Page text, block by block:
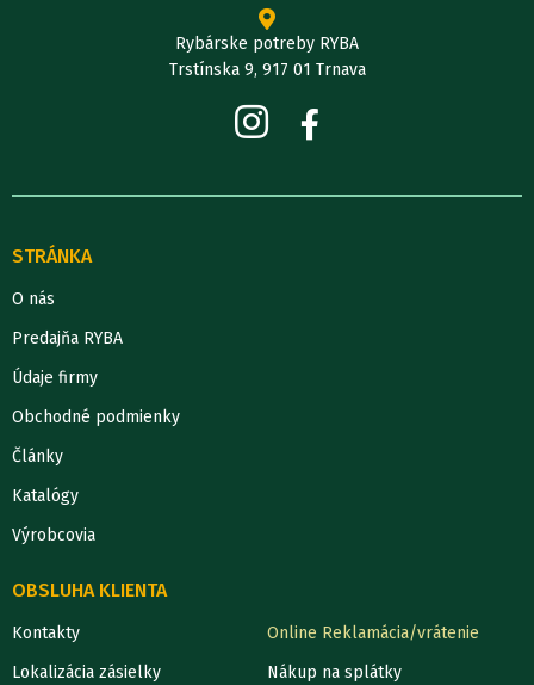
Rybárske potreby RYBA
Trstínska 9, 917 01 Trnava
STRÁNKA
O nás
Predajňa RYBA
Údaje firmy
Obchodné podmienky
Články
Katalógy
Výrobcovia
OBSLUHA KLIENTA
Kontakty
Lokalizácia zásielky
Online Reklamácia/vrátenie
Nákup na splátky